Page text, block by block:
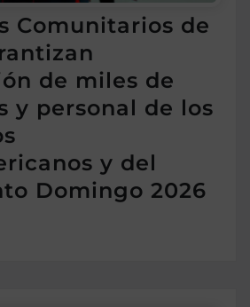
Comunitarios de
de miles de
y personal de los
y del
Domingo 2026